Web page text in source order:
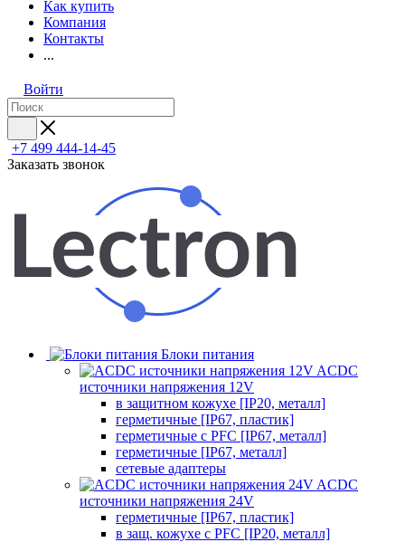
Как купить
Компания
Контакты
...
Войти
+7 499 444-14-45
Заказать звонок
Блоки питания
ACDC
источники напряжения 12V
в защитном кожухе [IP20, металл]
герметичные [IP67, пластик]
герметичные с PFC [IP67, металл]
герметичные [IP67, металл]
сетевые адаптеры
ACDC
источники напряжения 24V
герметичные [IP67, пластик]
в защ. кожухе с PFC [IP20, металл]